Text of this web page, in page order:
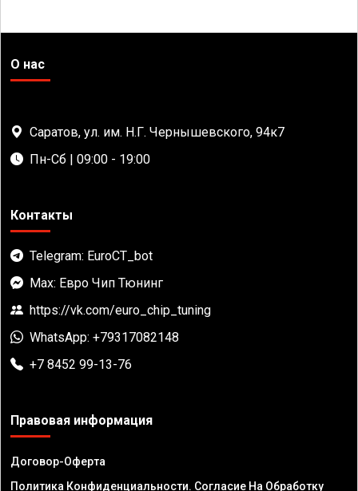
О нас
Саратов, ул. им. Н.Г. Чернышевского, 94к7
Пн-Сб | 09:00 - 19:00
Контакты
Telegram: EuroCT_bot
Max: Евро Чип Тюнинг
https://vk.com/euro_chip_tuning
WhatsApp: +79317082148
+7 8452 99-13-76
Правовая информация
Договор-Оферта
Политика Конфиденциальности. Согласие На Обработку